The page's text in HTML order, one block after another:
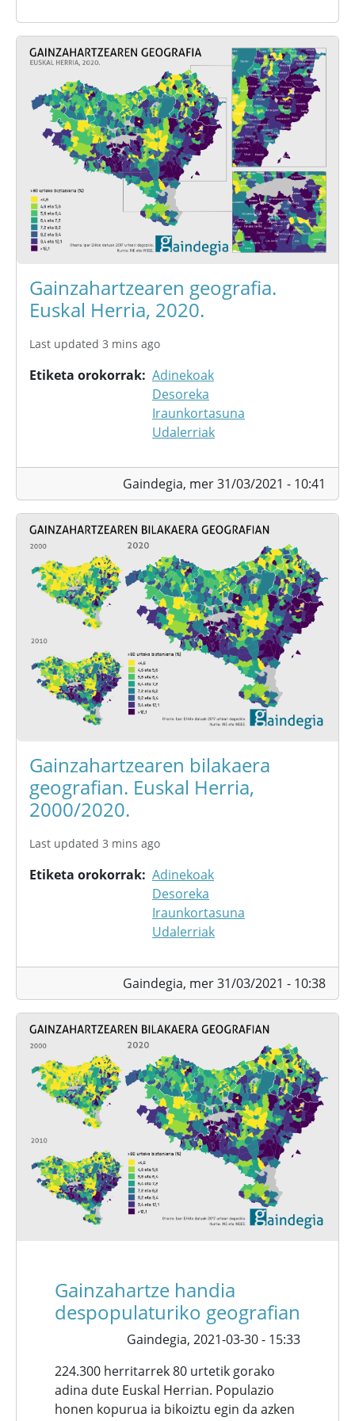
Gainzahartzearen geografia.
Euskal Herria, 2020.
Last updated 3 mins ago
Etiketa orokorrak Adinekoak
Desoreka
Iraunkortasuna
Udalerriak
Gaindegia, mer 31/03/2021 - 10:41
Gainzahartzearen bilakaera
geografian. Euskal Herria,
2000/2020.
Last updated 3 mins ago
Etiketa orokorrak Adinekoak
Desoreka
Iraunkortasuna
Udalerriak
Gaindegia, mer 31/03/2021 - 10:38
Gainzahartze handia
despopulaturiko geografian
Gaindegia, 2021-03-30 - 15:33
224.300 herritarrek 80 urtetik gorako
adina dute Euskal Herrian. Populazio
honen kopurua ia bikoiztu egin da azken